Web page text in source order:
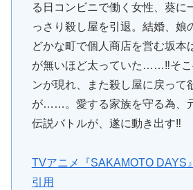
る日コンビニで働く女性、葵に
っさり殺し屋を引退。結婚、娘
どかな町で個人商店を営む坂本
が無いほど太っていた……‼そこ
ンが現れ、また殺し屋に戻って
が……。愛する家族を守る為、
伝説バトルが、遂に動き出す‼
TVアニメ『SAKAMOTO DAYS
引用